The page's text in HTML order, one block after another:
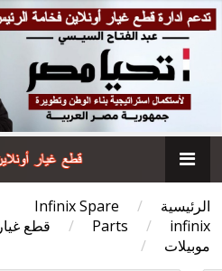
الرئيسية /
Infinix Spare
Parts
/ infinix
/
قطع غيار
موبيلات
/